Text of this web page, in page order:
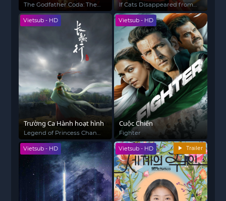
Corleone
The Godfather Coda: The
Death of Michael Corleone
the World
If Cats Disappeared from
the World
Vietsub - HD
Trường Ca Hành hoạt hình
Legend of Princess Chang-
Ge
Vietsub - HD
Cuộc Chiến
Fighter
Vietsub - HD Vietsub - HD Trailer